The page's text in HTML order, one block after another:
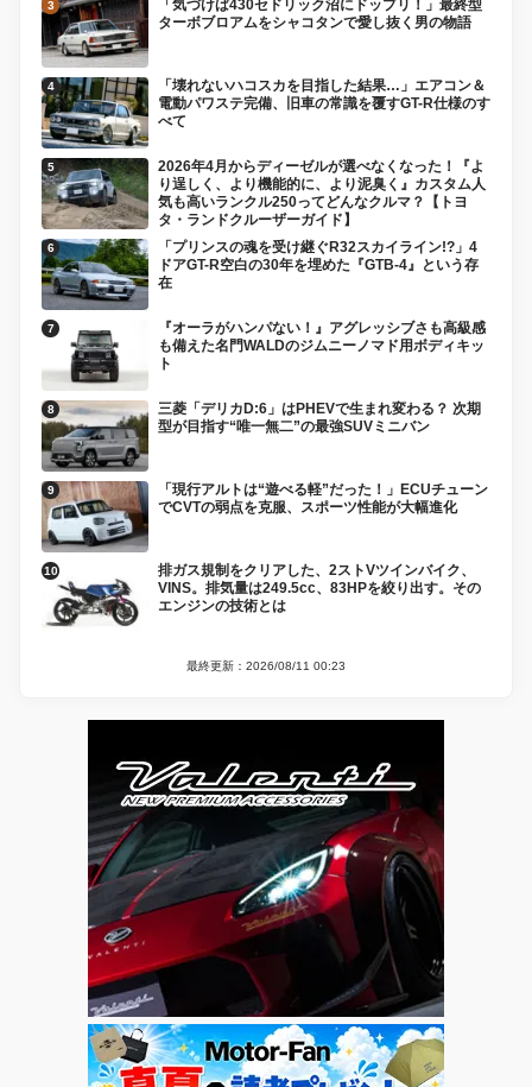
「気づけば430セドリック沼にドップリ！」最終型
ターボブロアムをシャコタンで愛し抜く男の物語
「壊れないハコスカを目指した結果…」エアコン＆
電動パワステ完備、旧車の常識を覆すGT-R仕様のす
べて
2026年4月からディーゼルが選べなくなった！『よ
り逞しく、より機能的に、より泥臭く』カスタム人
気も高いランクル250ってどんなクルマ？【トヨ
タ・ランドクルーザーガイド】
「プリンスの魂を受け継ぐR32スカイライン!?」4
ドアGT-R空白の30年を埋めた『GTB-4』という存
在
『オーラがハンパない！』アグレッシブさも高級感
も備えた名門WALDのジムニーノマド用ボディキッ
ト
三菱「デリカD:6」はPHEVで生まれ変わる？ 次期
型が目指す“唯一無二”の最強SUVミニバン
「現行アルトは“遊べる軽”だった！」ECUチューン
でCVTの弱点を克服、スポーツ性能が大幅進化
排ガス規制をクリアした、2ストVツインバイク、
VINS。排気量は249.5cc、83HPを絞り出す。その
エンジンの技術とは
最終更新：2026/08/11 00:23